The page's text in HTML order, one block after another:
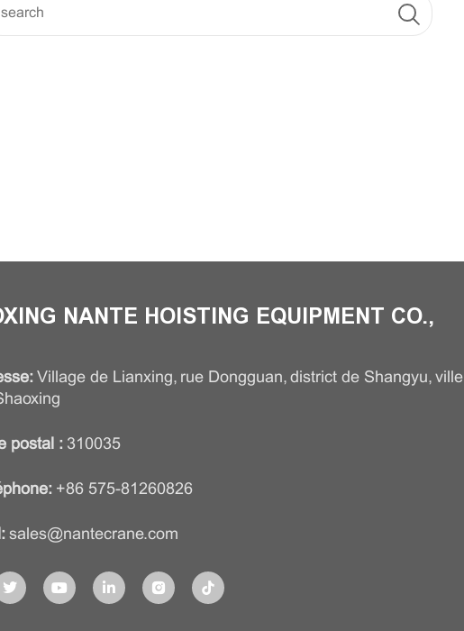
NANTE HOISTING EQUIPMENT CO.,
Village de Lianxing, rue Dongguan, district de Shangyu, ville
postal : 310035
+86 575-81260826
sales@nantecrane.com